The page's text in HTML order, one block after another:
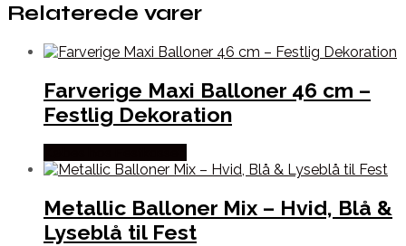
Relaterede varer
Farverige Maxi Balloner 46 cm –
Festlig Dekoration
Metallic Balloner Mix – Hvid, Blå &
Lyseblå til Fest